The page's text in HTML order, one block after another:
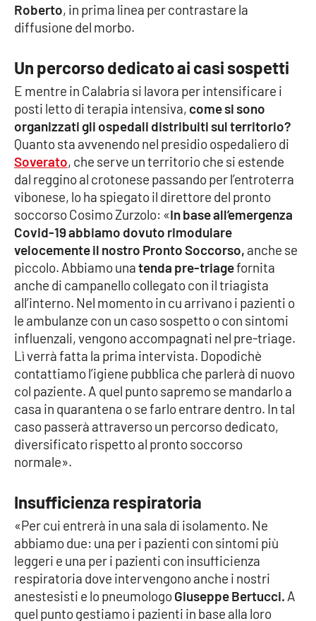
Imprese Di Calabria
Le perfidie di Antonella Grippo
Venti di comunicazione
STREAMING
LaC TV
LaC Network
LaC OnAir
EDIZIONI
LOCALI
Catanzaro
Crotone
Vibo Valentia
Reggio Calabria
Cosenza
Lamezia Terme
Roberto, in prima linea per contrastare la
diffusione del morbo.
Un percorso dedicato ai casi sospetti
E mentre in Calabria si lavora per intensificare i
posti letto di terapia intensiva, come si sono
organizzati gli ospedali distribuiti sul territorio?
Quanto sta avvenendo nel presidio ospedaliero di
Soverato, che serve un territorio che si estende
dal reggino al crotonese passando per l’entroterra
vibonese, lo ha spiegato il direttore del pronto
soccorso Cosimo Zurzolo: «In base all’emergenza
Covid-19 abbiamo dovuto rimodulare
velocemente il nostro Pronto Soccorso, anche se
piccolo. Abbiamo unatenda pre-triagefornita
anche di campanello collegato con il triagista
all’interno. Nel momento in cu arrivano i pazienti o
le ambulanze con un caso sospetto o con sintomi
influenzali, vengono accompagnati nel pre-triage.
Lì verrà fatta la prima intervista. Dopodichè
contattiamo l’igiene pubblica che parlerà di nuovo
col paziente. A quel punto sapremo se mandarlo a
casa in quarantena o se farlo entrare dentro. In tal
caso passerà attraverso un percorso dedicato,
diversificato rispetto al pronto soccorso
normale».
Insufficienza respiratoria
«Per cui entrerà in una sala di isolamento. Ne
abbiamo due: una per i pazienti con sintomi più
leggeri e una per i pazienti con insufficienza
respiratoria dove intervengono anche i nostri
anestesisti e lo pneumologoGiuseppe Bertucci. A
quel punto gestiamo i pazienti in base alla loro